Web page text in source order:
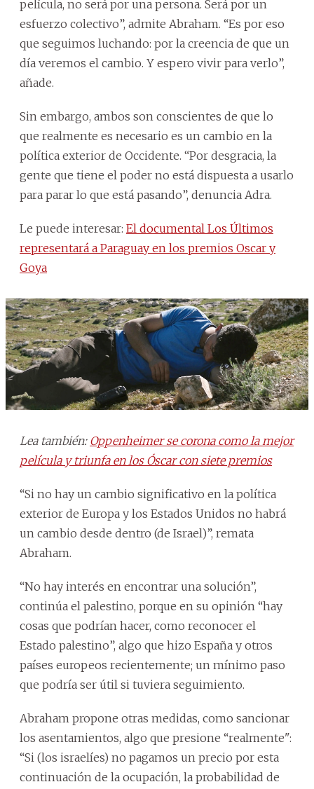
película, no será por una persona. Será por un
esfuerzo colectivo”, admite Abraham. “Es por eso
que seguimos luchando: por la creencia de que un
día veremos el cambio. Y espero vivir para verlo”,
añade.
Sin embargo, ambos son conscientes de que lo
que realmente es necesario es un cambio en la
política exterior de Occidente. “Por desgracia, la
gente que tiene el poder no está dispuesta a usarlo
para parar lo que está pasando”, denuncia Adra.
Le puede interesar: El documental Los Últimos
representará a Paraguay en los premios Oscar y
Goya
Lea también: Oppenheimer se corona como la mejor
película y triunfa en los Óscar con siete premios
“Si no hay un cambio significativo en la política
exterior de Europa y los Estados Unidos no habrá
un cambio desde dentro (de Israel)”, remata
Abraham.
“No hay interés en encontrar una solución”,
continúa el palestino, porque en su opinión “hay
cosas que podrían hacer, como reconocer el
Estado palestino”, algo que hizo España y otros
países europeos recientemente; un mínimo paso
que podría ser útil si tuviera seguimiento.
Abraham propone otras medidas, como sancionar
los asentamientos, algo que presione “realmente":
“Si (los israelíes) no pagamos un precio por esta
continuación de la ocupación, la probabilidad de